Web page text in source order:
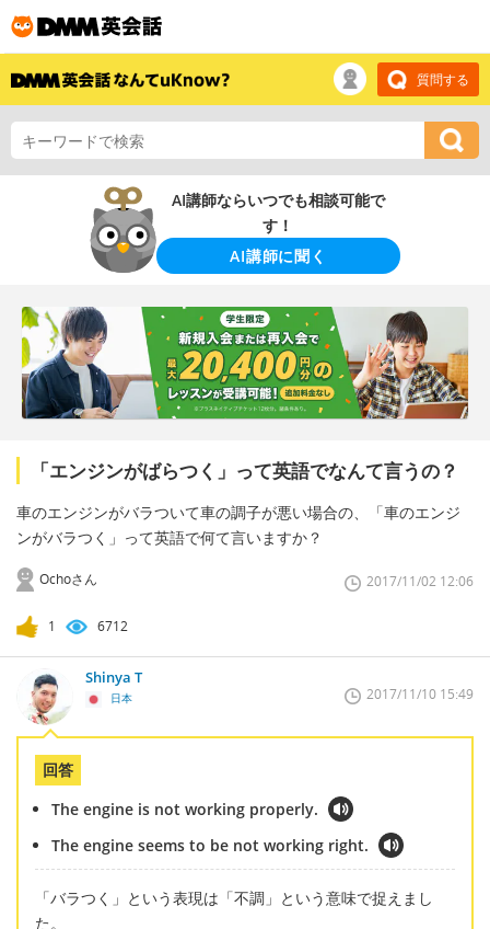
質問する
AI講師ならいつでも相談可能で
す！
AI講師に聞く
「エンジンがばらつく」って英語でなんて言うの？
車のエンジンがバラついて車の調子が悪い場合の、「車のエンジ
ンがバラつく」って英語で何て言いますか？
Ochoさん 2017/11/02 12:06
1 6712
Shinya T
日本 2017/11/10 15:49
回答
The engine is not working properly.
The engine seems to be not working right.
「バラつく」という表現は「不調」という意味で捉えまし
た。